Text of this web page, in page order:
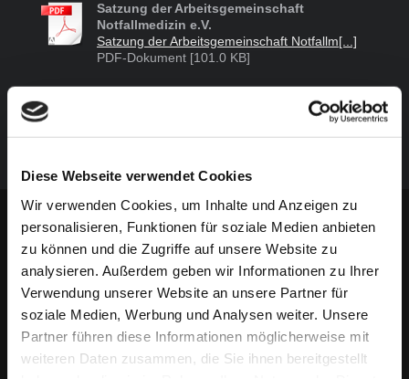
Diese Webseite verwendet Cookies
Wir verwenden Cookies, um Inhalte und Anzeigen zu
personalisieren, Funktionen für soziale Medien anbieten
zu können und die Zugriffe auf unsere Website zu
analysieren. Außerdem geben wir Informationen zu Ihrer
Verwendung unserer Website an unsere Partner für
soziale Medien, Werbung und Analysen weiter. Unsere
Partner führen diese Informationen möglicherweise mit
weiteren Daten zusammen, die Sie ihnen bereitgestellt
Satzung der Arbeitsgemeinschaft
Notfallmedizin e.V.
Satzung der Arbeitsgemeinschaft Notfallm[...]
PDF-Dokument [101.0 KB]
Arbeitsgemeinschaft Notfallmedizin e.V.
AKTUELLES
DIVI-Kindernotfallkarte
Erfolgreiche Rezertifizierung nach DIN EN ISO 9001:2015